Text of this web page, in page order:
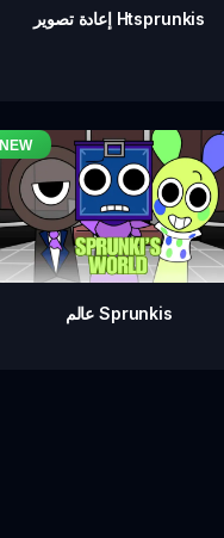
إعادة تصوير Htsprunkis
عالم Sprunkis